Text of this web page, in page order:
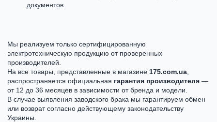
документов.
Мы реализуем только сертифицированную
электротехническую продукцию от проверенных
производителей.
На все товары, представленные в магазине 175.com.ua
распространяется официальная гарантия производителя —
от 12 до 36 месяцев в зависимости от бренда и модели.
В случае выявления заводского брака мы гарантируем обмен
или возврат согласно действующему законодательству
Украины.